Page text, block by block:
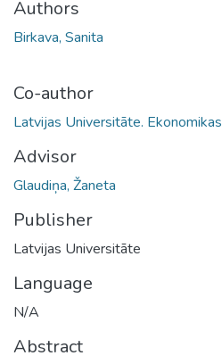
Authors
Birkava, Sanita
Co-author
Latvijas Universitāte.
Advisor
Glaudiņa, Žaneta
Publisher
Latvijas Universitāte
Language
N/A
Abstract